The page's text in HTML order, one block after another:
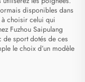
disponibles dans
à choisir celui qui
Fuzhou Saipulang
de sportdotés de ces
le choix d’un modèle